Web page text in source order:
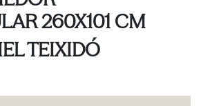
260X101 CM
TEIXIDÓ